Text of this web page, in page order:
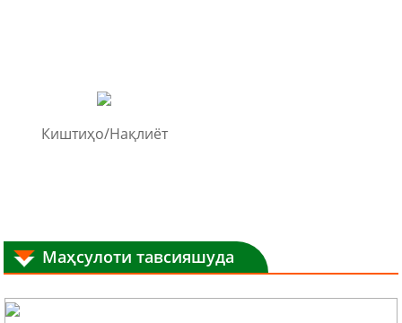
Киштиҳо/Нақлиёт
Маҳсулоти тавсияшуда